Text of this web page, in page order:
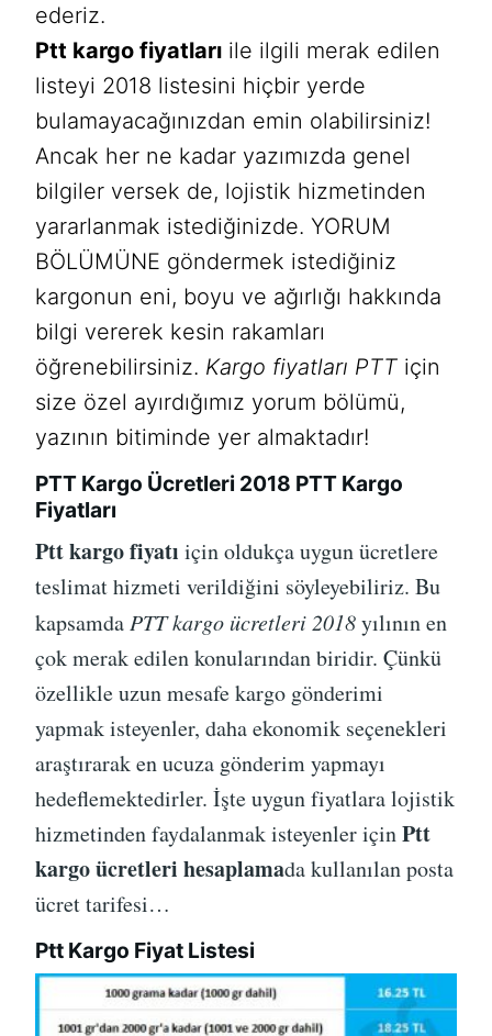
ederiz.
Ptt kargo fiyatları ile ilgili merak edilen
listeyi 2018 listesini hiçbir yerde
bulamayacağınızdan emin olabilirsiniz!
Ancak her ne kadar yazımızda genel
bilgiler versek de, lojistik hizmetinden
yararlanmak istediğinizde. YORUM
BÖLÜMÜNE göndermek istediğiniz
kargonun eni, boyu ve ağırlığı hakkında
bilgi vererek kesin rakamları
öğrenebilirsiniz. Kargo fiyatları PTT için
size özel ayırdığımız yorum bölümü,
yazının bitiminde yer almaktadır!
PTT Kargo Ücretleri 2018 PTT Kargo
Fiyatları
Ptt kargo fiyatı için oldukça uygun ücretlere
teslimat hizmeti verildiğini söyleyebiliriz. Bu
kapsamda PTT kargo ücretleri 2018yılının en
çok merak edilen konularından biridir. Çünkü
özellikle uzun mesafe kargo gönderimi
yapmak isteyenler, daha ekonomik seçenekleri
araştırarak en ucuza gönderim yapmayı
hedeflemektedirler. İşte uygun fiyatlara lojistik
hizmetinden faydalanmak isteyenler içinPtt
kargo ücretleri hesaplamada kullanılan posta
ücret tarifesi…
Ptt Kargo Fiyat Listesi